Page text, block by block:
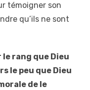
témoigner son
qu’ils ne sont
rang que Dieu
le peu que Dieu
de le